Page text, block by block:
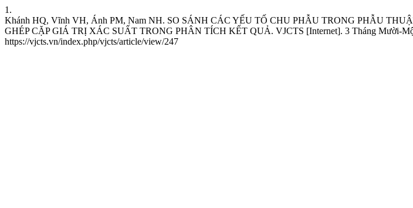
1.
Khánh HQ, Vĩnh VH, Ánh PM, Nam NH. SO SÁNH CÁC YẾU TỐ CHU PHẪU TRONG PHẪU
GHÉP CẶP GIÁ TRỊ XÁC SUẤT TRONG PHÂN TÍCH KẾT QUẢ. VJCTS [Internet]. 3 Tháng Mười-
https://vjcts.vn/index.php/vjcts/article/view/247